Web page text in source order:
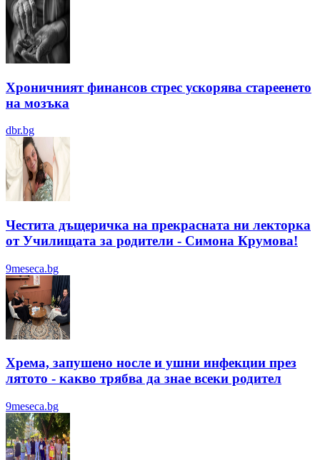
Хроничният финансов стрес ускорява стареенето
на мозъка
dbr.bg
Честита дъщеричка на прекрасната ни лекторка
от Училищата за родители - Симона Крумова!
9meseca.bg
Хрема, запушено носле и ушни инфекции през
лятотo - какво трябва да знае всеки родител
9meseca.bg